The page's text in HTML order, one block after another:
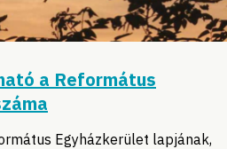
a Református
Egyházkerület lapjának,